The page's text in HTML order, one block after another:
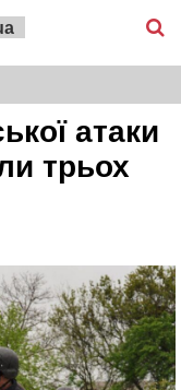
атаки
трьох